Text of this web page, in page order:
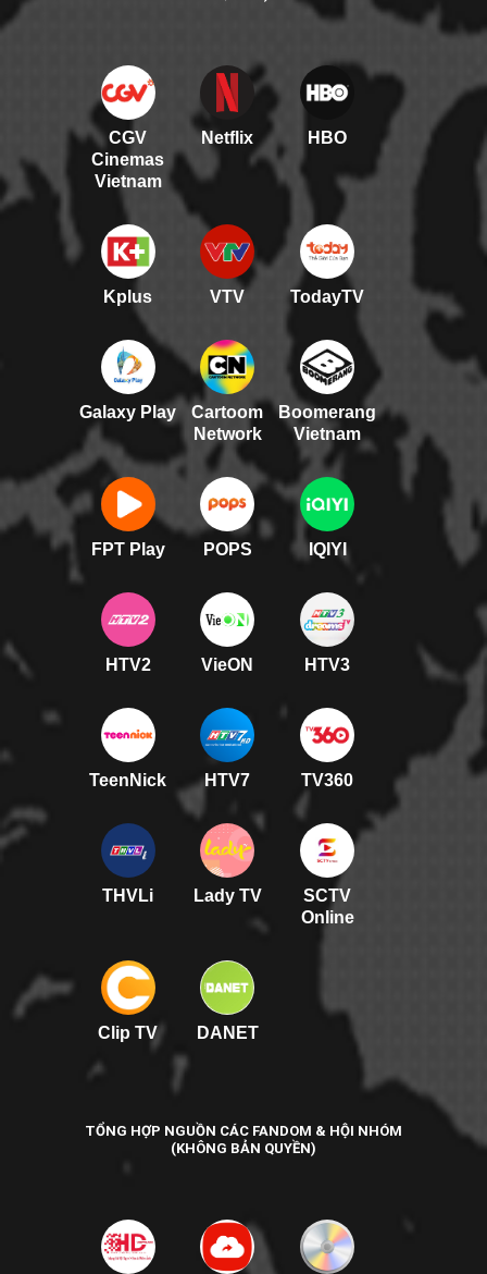
CGV
Cinemas
Vietnam
Netflix HBO
Kplus VTV TodayTV
Galaxy Play
Cartoom
Network
Boomerang
Vietnam
FPT Play POPS IQIYI
HTV2 VieON HTV3
TeenNick HTV7 TV360
THVLi Lady TV
SCTV
Online
Clip TV DANET
TỔNG HỢP NGUỒN CÁC FANDOM & HỘI NHÓM
(KHÔNG BẢN QUYỀN)